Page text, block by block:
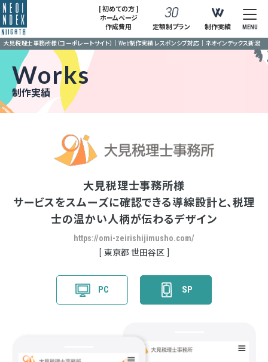
[ 初めての方 ]
ホームページ
作成費用
定額制プラン 制作実績 MENU
大見税理士事務所様（コーポレートサイト）｜Web制作実績 レスポンシブ対応｜ネオインデックス新潟
Works
制作実績
大見税理士事務所様
サービスをスムーズに確認できる導線設計と、税理
士の温かい人柄が伝わるデザイン
https://omi-zeirishijimusho.com/
東京都 世⽥⾕区
PC SP